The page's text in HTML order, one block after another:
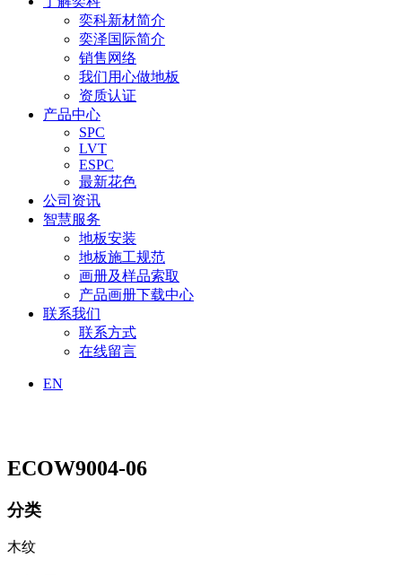
奕科新材简介
奕泽国际简介
销售网络
我们用心做地板
资质认证
产品中心
SPC
LVT
ESPC
最新花色
公司资讯
智慧服务
地板安装
地板施工规范
画册及样品索取
产品画册下载中心
联系我们
联系方式
在线留言
EN
ECOW9004-06
分类
木纹